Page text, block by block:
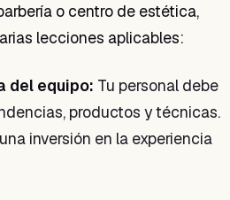
o centro de estética,
lecciones aplicables:
del equipo: Tu personal debe
productos y técnicas.
inversión en la experiencia